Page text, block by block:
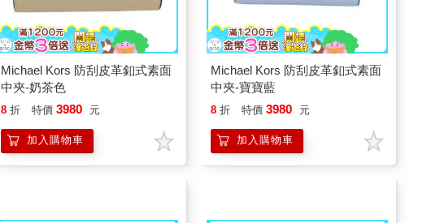
Michael Kors 防刮皮革釦式素面
中夾-奶茶色
8 折 特價 3980 元
加入購物車
Michael Kors 防刮皮革釦式素面
中夾-寶寶藍
8 折 特價 3980 元
加入購物車